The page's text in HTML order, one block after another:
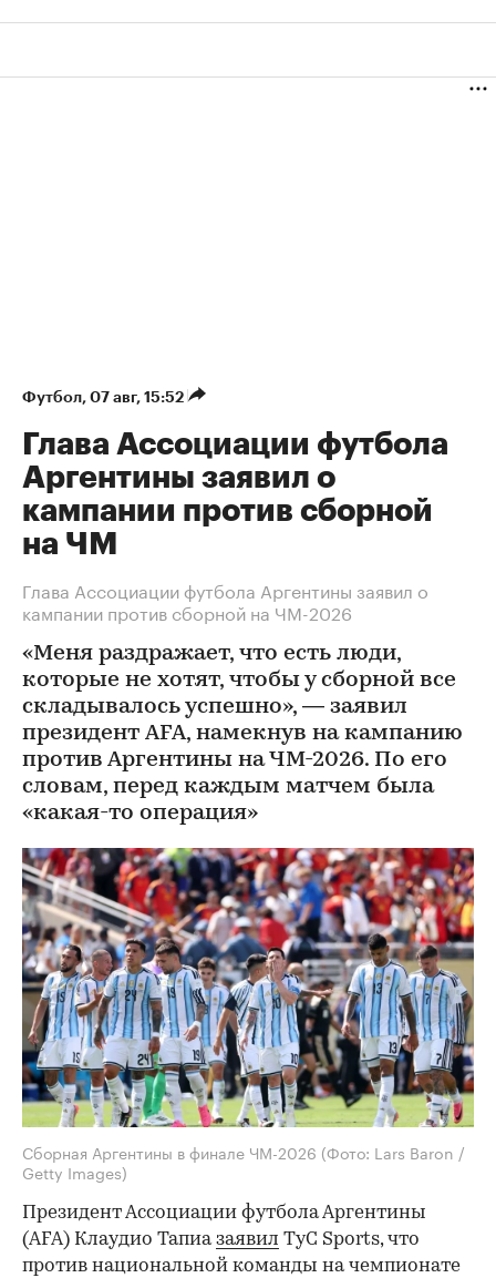
Футбол⁠, 07 авг, 15:52
Глава Ассоциации футбола
Аргентины заявил о
кампании против сборной
на ЧМ
Глава Ассоциации футбола Аргентины заявил о
кампании против сборной на ЧМ-2026
«Меня раздражает, что есть люди,
которые не хотят, чтобы у сборной все
складывалось успешно», — заявил
президент AFA, намекнув на кампанию
против Аргентины на ЧМ-2026. По его
словам, перед каждым матчем была
«какая-то операция»
Сборная Аргентины в финале ЧМ-2026 (Фото: Lars Baron /
Getty Images)
Президент Ассоциации футбола Аргентины
(AFA) Клаудио Тапиазаявил TyC Sports, что
против национальной команды на чемпионате